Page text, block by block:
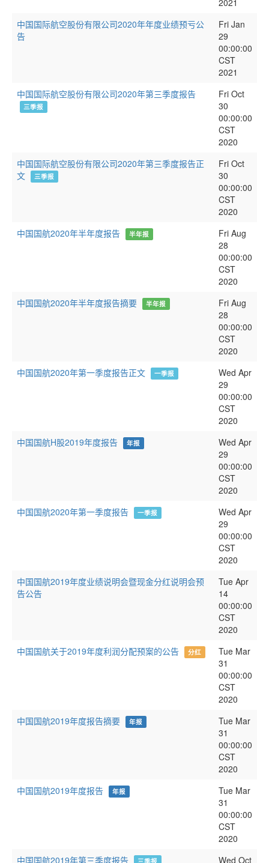
2021
中国国际航空股份有限公司2020年年度业绩预亏公
告
Fri Jan
29
00:00:00
CST
2021
中国国际航空股份有限公司2020年第三季度报告
三季报
Fri Oct
30
00:00:00
CST
2020
中国国际航空股份有限公司2020年第三季度报告正
文
三季报
Fri Oct
30
00:00:00
CST
2020
中国国航2020年半年度报告
半年报
Fri Aug
28
00:00:00
CST
2020
中国国航2020年半年度报告摘要
半年报
Fri Aug
28
00:00:00
CST
2020
中国国航2020年第一季度报告正文
一季报
Wed Apr
29
00:00:00
CST
2020
中国国航H股2019年度报告
年报
Wed Apr
29
00:00:00
CST
2020
中国国航2020年第一季度报告
一季报
Wed Apr
29
00:00:00
CST
2020
中国国航2019年度业绩说明会暨现金分红说明会预
告公告
Tue Apr
14
00:00:00
CST
2020
中国国航关于2019年度利润分配预案的公告
分红
Tue Mar
31
00:00:00
CST
2020
中国国航2019年度报告摘要
年报
Tue Mar
31
00:00:00
CST
2020
中国国航2019年度报告
年报
Tue Mar
31
00:00:00
CST
2020
中国国航2019年第三季度报告
三季报 Wed Oct